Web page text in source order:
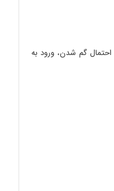
گم شدن، ورود به